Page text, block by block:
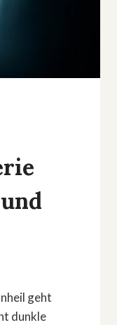
geht
dunkle